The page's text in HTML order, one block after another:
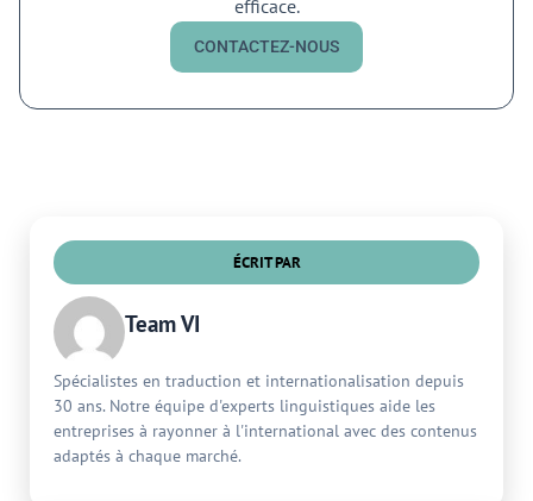
efficace.
CONTACTEZ-NOUS
ÉCRIT PAR
Team VI
Spécialistes en traduction et internationalisation depuis
30 ans. Notre équipe d'experts linguistiques aide les
entreprises à rayonner à l'international avec des contenus
adaptés à chaque marché.